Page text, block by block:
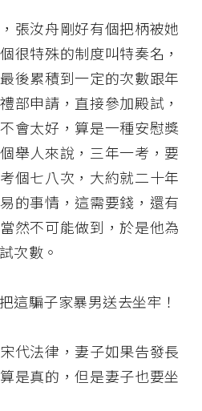
張汝舟剛好有個把柄被她
很特殊的制度叫特奏名，
後累積到一定的次數跟年
部申請，直接參加殿試，
會太好，算是一種安慰獎
舉人來說，三年一考，要
個七八次，大約就二十年
的事情，這需要錢，還有
然不可能做到，於是他為
次數。
這騙子家暴男送去坐牢！
代法律，妻子如果告發長
是真的，但是妻子也要坐